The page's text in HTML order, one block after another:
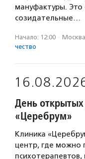
мануфактуры. Это
созидательные…
Начало: 12:00 · Москва
чест­во
День
«Церебрум»
Клиника
центр, где можно
психотерапевтов,